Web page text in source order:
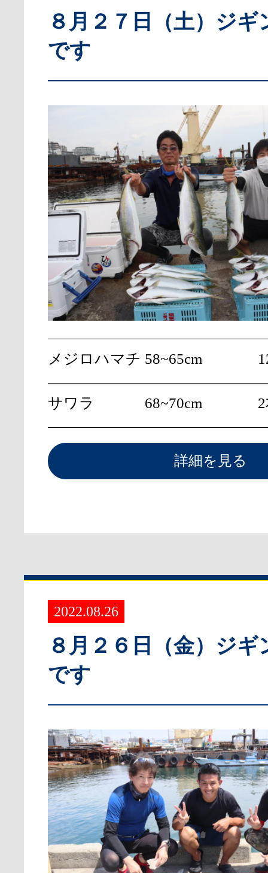
８月２７日（土）ジギ
です
メジロハマチ 58~65cm
サワラ 68~70cm
詳細を見る
2022.08.26
８月２６日（金）ジギ
です